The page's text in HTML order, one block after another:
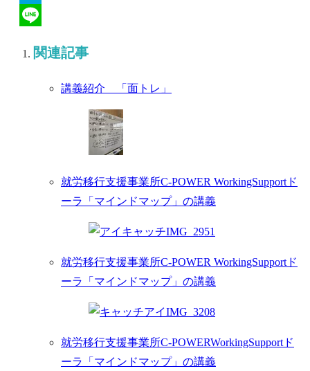
Hatena
関連記事
講義紹介 「面トレ」
就労移行支援事業所C-POWER WorkingSupportド
ーラ「マインドマップ」の講義
就労移行支援事業所C-POWER WorkingSupportド
ーラ「マインドマップ」の講義
就労移行支援事業所C-POWERWorkingSupportド
ーラ「マインドマップ」の講義